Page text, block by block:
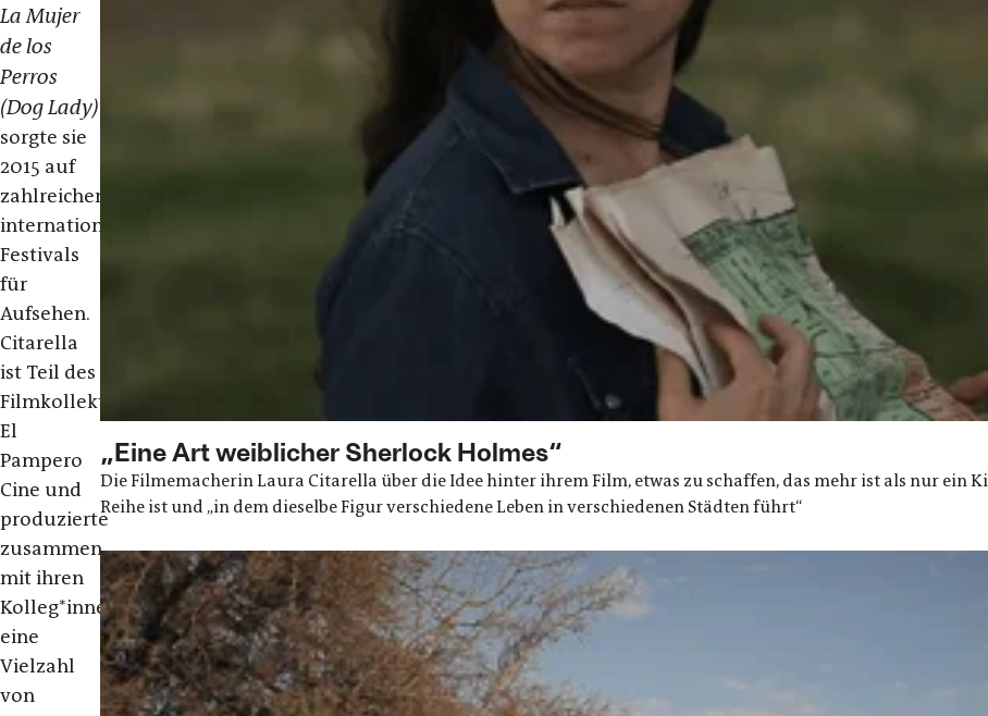
La Mujer
de los
Perros
(Dog Lady)
sorgte sie
2015 auf
zahlreichen
internationalen
Festivals
für
Aufsehen.
Citarella
ist Teil des
Filmkollektivs
El
Pampero
Cine und
produzierte
zusammen
mit ihren
Kolleg*innen
eine
Vielzahl
von
„Eine Art weiblicher Sherlock Holmes“
Die Filmemacherin Laura Citarella über die Idee hinter ihrem Film, etwas zu schaffen, das mehr ist als nur ein
Reihe ist und „in dem dieselbe Figur verschiedene Leben in verschiedenen Städten führt“